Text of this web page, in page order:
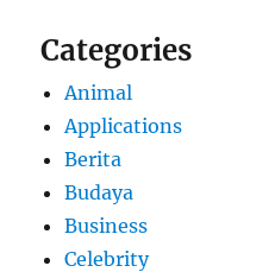
Categories
Animal
Applications
Berita
Budaya
Business
Celebrity